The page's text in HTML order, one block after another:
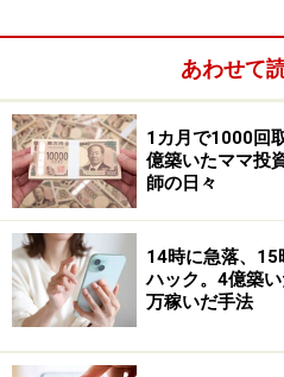
ます。欧州や米国の自動車
ICが伸びているほか、車内の
ラー用フォトICなどはグロ
ています。ちなみに自動車
り、まだ成長初期段階という
電装化が著しく進展している
売上比率を拡大させていくと
あわせて
1カ月で1000回
億築いたママ投
師の日々
14時に急落、15
ハック。4億築
万稼いだ手法